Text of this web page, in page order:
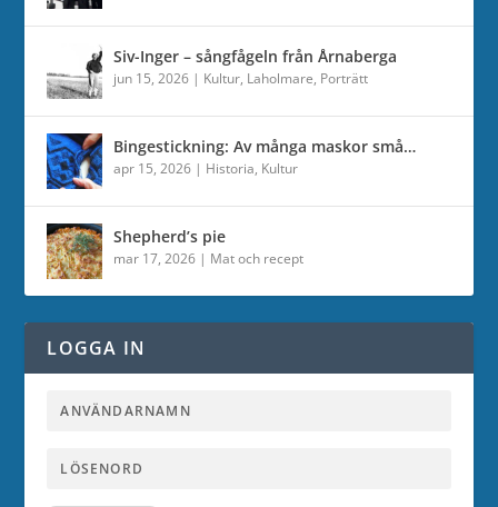
Siv-Inger – sångfågeln från Årnaberga
jun 15, 2026 | Kultur, Laholmare, Porträtt
Bingestickning: Av många maskor små…
apr 15, 2026 | Historia, Kultur
Shepherd’s pie
mar 17, 2026 | Mat och recept
LOGGA IN